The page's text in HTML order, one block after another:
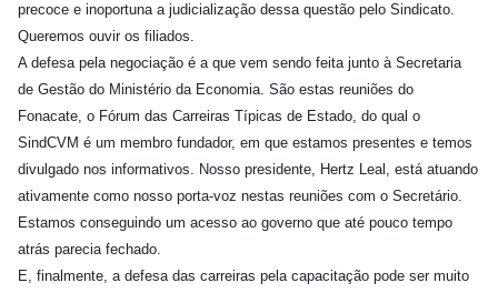
precoce e inoportuna a judicialização dessa questão pelo Sindicato.
Queremos ouvir os filiados.
A defesa pela negociação é a que vem sendo feita junto à Secretaria
de Gestão do Ministério da Economia. São estas reuniões do
Fonacate, o Fórum das Carreiras Típicas de Estado, do qual o
SindCVM é um membro fundador, em que estamos presentes e temos
divulgado nos informativos. Nosso presidente, Hertz Leal, está atuando
ativamente como nosso porta-voz nestas reuniões com o Secretário.
Estamos conseguindo um acesso ao governo que até pouco tempo
atrás parecia fechado.
E, finalmente, a defesa das carreiras pela capacitação pode ser muito